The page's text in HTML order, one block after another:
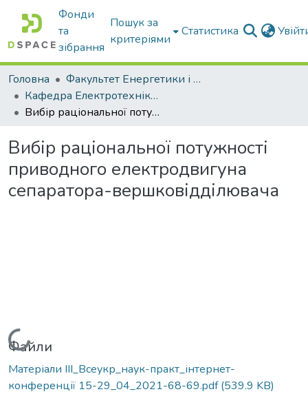
Фонди
та
зібрання
Пошук за
критеріями
Статистика
Головна
Факультет Енергетики і комп'ютерних технологій
Кафедра Електротехніки і електромеханіки ім. проф. В.В. Овчарова
Вибір раціональної потужності приводного електродвигуна сепаратора-вершковідділювача
Вибір раціональної потужності
приводного електродвигуна
сепаратора-вершковідділювача
Вантажиться...
Файли
Матеріали IІI_Всеукр_наук-практ_інтернет-
конференції 15-29_04_2021-68-69.pdf(539.9 KB)